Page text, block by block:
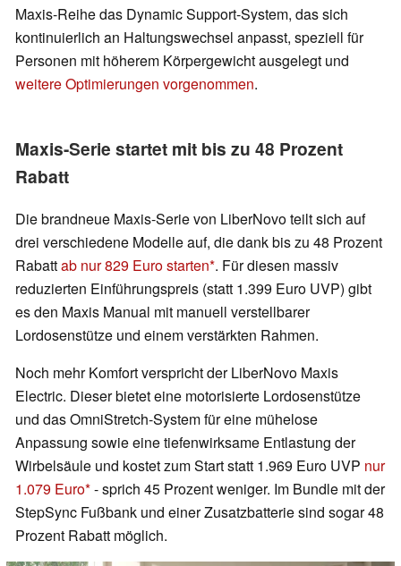
Maxis-Reihe das Dynamic Support-System, das sich
kontinuierlich an Haltungswechsel anpasst, speziell für
Personen mit höherem Körpergewicht ausgelegt und
weitere Optimierungen vorgenommen.
Maxis-Serie startet mit bis zu 48 Prozent
Rabatt
Die brandneue Maxis-Serie von LiberNovo teilt sich auf
drei verschiedene Modelle auf, die dank bis zu 48 Prozent
Rabattab nur 829 Euro starten . Für diesen massiv
reduzierten Einführungspreis (statt 1.399 Euro UVP) gibt
es den Maxis Manual mit manuell verstellbarer
Lordosenstütze und einem verstärkten Rahmen.
Noch mehr Komfort verspricht der LiberNovo Maxis
Electric. Dieser bietet eine motorisierte Lordosenstütze
und das OmniStretch-System für eine mühelose
Anpassung sowie eine tiefenwirksame Entlastung der
Wirbelsäule und kostet zum Start statt 1.969 Euro UVP nur
1.079 Euro - sprich 45 Prozent weniger. Im Bundle mit der
StepSync Fußbank und einer Zusatzbatterie sind sogar 48
Prozent Rabatt möglich.